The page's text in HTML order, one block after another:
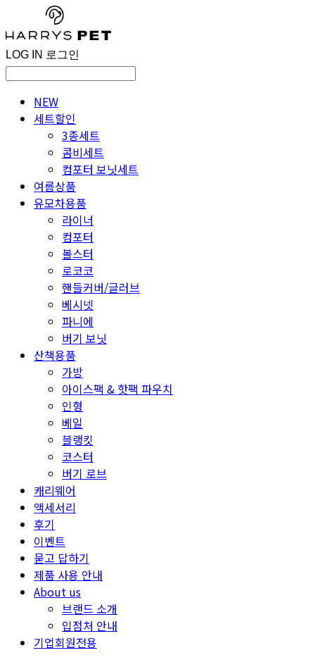
LOG IN 로그인
NEW
세트할인
3종세트
콤비세트
컴포터 보닛세트
여름상품
유모차용품
라이너
컴포터
볼스터
로코코
핸들커버/글러브
베시넷
파니에
버기 보닛
산책용품
가방
아이스팩 & 핫팩 파우치
인형
베일
블랭킷
코스터
버기 로브
캐리웨어
액세서리
후기
이벤트
묻고 답하기
제품 사용 안내
About us
브랜드 소개
입점처 안내
기업회원전용